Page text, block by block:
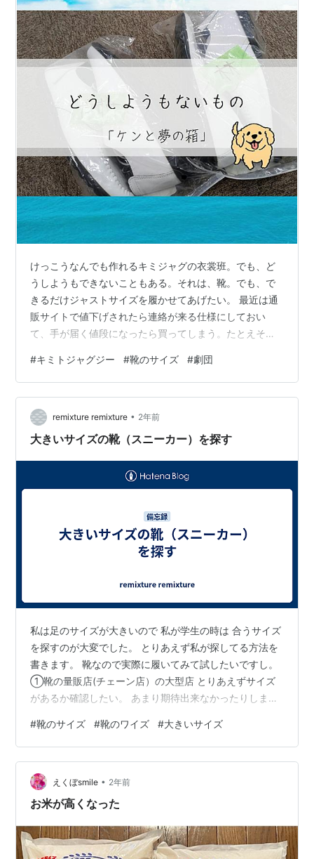
けっこうなんでも作れるキミジャグの衣裳班。でも、ど
うしようもできないこともある。それは、靴。でも、で
きるだけジャストサイズを履かせてあげたい。 最近は通
販サイトで値下げされたら連絡が来る仕様にしておい
て、手が届く値段になったら買ってしまう。たとえそれ
ジャグに出演してくれている男性陣は（おもに大亮、
林、誉人）、全員靴のサイズが０．５ミリずつ違うの
で、同じデザインで揃えると誰がどの靴が分からなくな
っちゃうね。誉人みたいに「渡された靴がでかくても言
い出せず、長年合ってない靴を履いちゃう」殿方もいる
#キミトジャグジー #靴のサイズ #劇団
remixture remixture • 2年前
大きいサイズの靴（スニーカー）を探す
私は足のサイズが大きいので 私が学生の時は 合うサイズ
を探すのが大変でした。 とりあえず私が探してる方法を
書きます。 靴なので実際に履いてみて試したいですし。
①靴の量販店(チェーン店）の大型店 とりあえずサイズ
があるか確認したい。 あまり期待出来なかったりしま
ターなのでスニーカーが あまり置いていないかもしれな
いけど 近隣の店舗で見てみると良いですが ホームセンタ
ーによっては 扱っている物がマイナーなメーカーしかな
いかもです。 ③スポーツ用品店のスニーカー売り場 ど
ちらかというと運動靴ではあるけど 普段履き出来るもの
#靴のサイズ #靴のワイズ #大きいサイズ
えくぼsmile • 2年前
お米が高くなった